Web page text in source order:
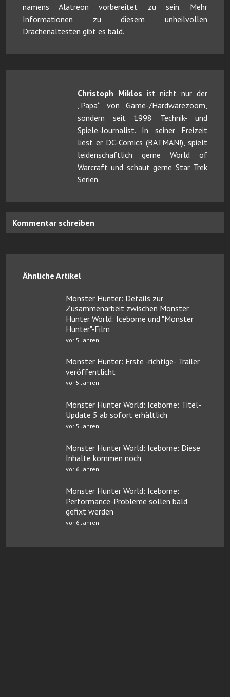
namens Alatreon vorbereitet zu sein. Mehr
Informationen zu diesem unheilvollen
Drachenältesten gibt es bald.
Christoph Miklos ist nicht nur der
„Papa“ von Game-/Hardwarezoom,
sondern seit 1998 Technik- und
Spiele-Journalist. In seiner Freizeit
liest er DC-Comics (BATMAN!), spielt
leidenschaftlich gerne World of
Warcraft und schaut gerne Star Trek
Serien.
Kommentar schreiben
Ähnliche Artikel
Monster Hunter: Details zur
Zusammenarbeit zwischen Monster
Hunter World: Iceborne und "Monster
Hunter"-Film
vor 5 Jahren
Monster Hunter: Erste -richtige- Trailer
veröffentlicht
vor 5 Jahren
Monster Hunter World: Iceborne: Titel-
Update 5 ab sofort erhältlich
vor 5 Jahren
Monster Hunter World: Iceborne: Diese
Inhalte kommen noch
vor 6 Jahren
Monster Hunter World: Iceborne:
Performance-Probleme sollen bald
gefixt werden
vor 6 Jahren